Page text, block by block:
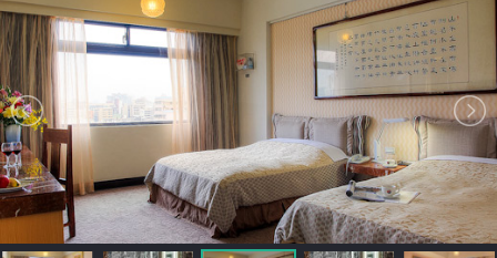
台
灣
訂
房
直
接
跟